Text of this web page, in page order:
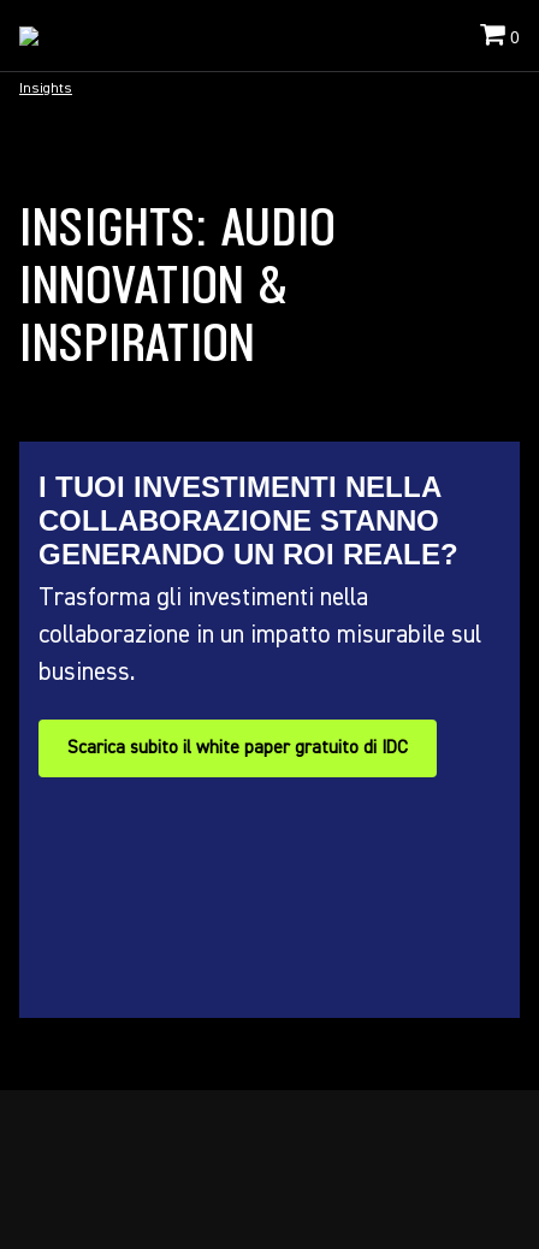
0
Insights
INSIGHTS: AUDIO
INNOVATION &
INSPIRATION
I TUOI INVESTIMENTI NELLA
COLLABORAZIONE STANNO
GENERANDO UN ROI REALE?
Trasforma gli investimenti nella
collaborazione in un impatto misurabile sul
business.
Scarica subito il white paper gratuito di IDC